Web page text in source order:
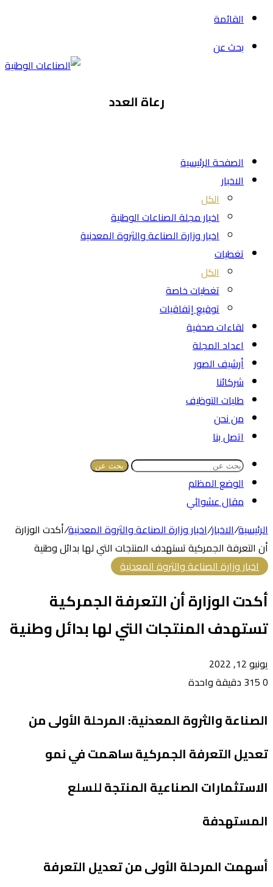
القائمة
بحث عن
رعاة العدد
الصفحة الرئيسية
الاخبار
الكل
اخبار مجلة الصناعات الوطنية
اخبار وزارة الصناعة والثروة المعدنية
تغطيات
الكل
تغطيات خاصة
توقيع إتفاقيات
لقاءات صحفية
اعداد المجلة
أرشيف الصور
شركائنا
طلبات التوظيف
من نحن
اتصل بنا
بحث عن
الوضع المظلم
مقال عشوائي
الرئيسية/الاخبار/اخبار وزارة الصناعة والثروة المعدنية/أكدت الوزارة
أن التعرفة الجمركية تستهدف المنتجات التي لها بدائل وطنية
اخبار وزارة الصناعة والثروة المعدنية
أكدت الوزارة أن التعرفة الجمركية
تستهدف المنتجات التي لها بدائل وطنية
يونيو 12, 2022
0
دقيقة واحدة
الصناعة والثروة المعدنية: المرحلة الأولى من
تعديل التعرفة الجمركية ساهمت في نمو
الاستثمارات الصناعية المنتجة للسلع
المستهدفة
أسهمت المرحلة الأولى من تعديل التعرفة